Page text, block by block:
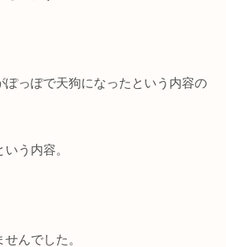
ぽっぽで天狗になったという内容の
いう内容。
んでした。